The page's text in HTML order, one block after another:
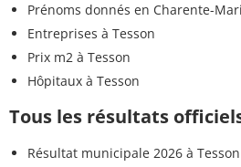
Prénoms donnés en Charente-
Entreprises à Tesson
Prix m2 à Tesson
Hôpitaux à Tesson
Tous les résultats
Résultat municipale 2026 à Tesson